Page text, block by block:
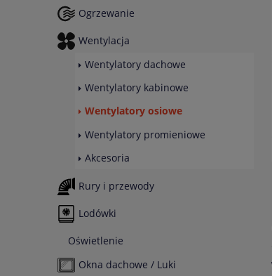
Ogrzewanie
Wentylacja
Wentylatory dachowe
Wentylatory kabinowe
Wentylatory osiowe
Wentylatory promieniowe
Akcesoria
Rury i przewody
Lodówki
Oświetlenie
Okna dachowe / Luki